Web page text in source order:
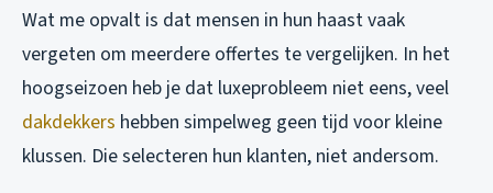
Wat me opvalt is dat mensen in hun haast vaak
vergeten om meerdere offertes te vergelijken. In het
hoogseizoen heb je dat luxeprobleem niet eens, veel
dakdekkers hebben simpelweg geen tijd voor kleine
klussen. Die selecteren hun klanten, niet andersom.